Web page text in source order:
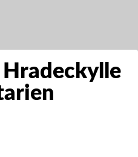
Hradeckylle